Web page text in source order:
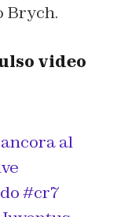
Brych.
video
al
#cr7